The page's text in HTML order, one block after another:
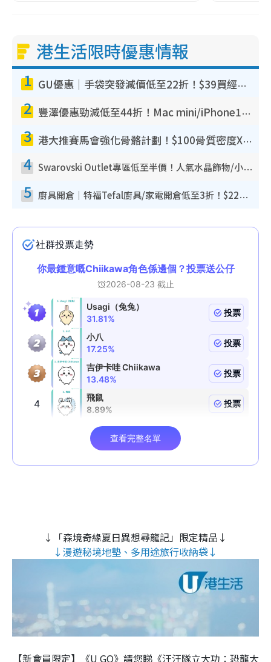
港生活限時優惠情報
1 GU優惠｜手袋突發減價低至22折！$39買經典波士頓包/餃子袋！飾物同步減價$29起！
2 豐澤優惠勁減低至44折！Mac mini/iPhone17Pro大減價！廚房家電$220起
3 港大推賽馬會強化骨骼計劃！$100骨質密度X光檢查 完成免費運動訓練送超市禮券！附參加資格
4 Swarovski Outlet專區低至半價！人氣水晶飾物/小擺設$138起！迪士尼款/水晶高跟鞋都有平
5 廚具開倉｜特福Tefal廚具/家電開倉低至3折！$220起買平底鍋/炒鑊/湯煲！電飯煲/吸塵機/燙斗$418起
↓「森境奇緣夏日異想尋龍記」限定精品↓
↓漫遊秘境地墊、多用途旅行收納袋↓
【新會員限定】《U GO》請您睇《汪汪隊立大功：恐龍大